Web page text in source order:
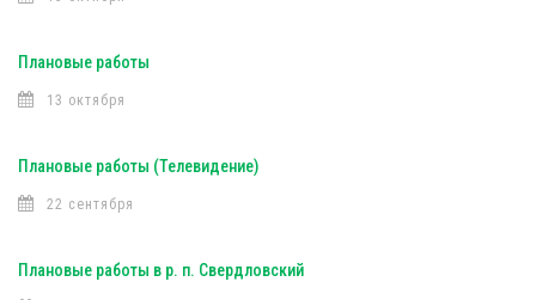
Плановые работы
13 октября
Плановые работы (Телевидение)
22 сентября
Плановые работы в р. п. Свердловский